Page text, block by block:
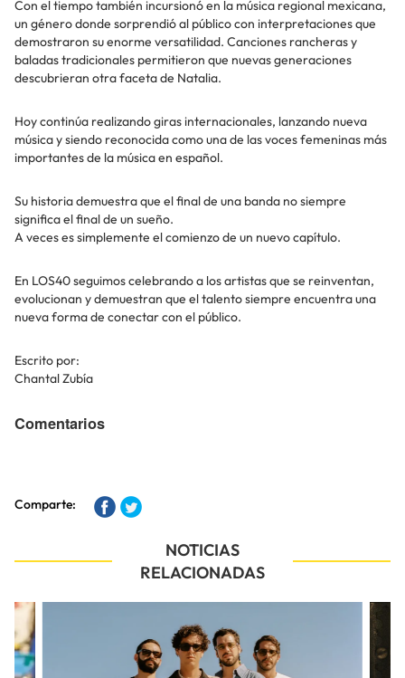
Con el tiempo también incursionó en la música regional mexicana,
un género donde sorprendió al público con interpretaciones que
demostraron su enorme versatilidad. Canciones rancheras y
baladas tradicionales permitieron que nuevas generaciones
descubrieran otra faceta de Natalia.
Hoy continúa realizando giras internacionales, lanzando nueva
música y siendo reconocida como una de las voces femeninas más
importantes de la música en español.
Su historia demuestra que el final de una banda no siempre
significa el final de un sueño.
A veces es simplemente el comienzo de un nuevo capítulo.
En LOS40 seguimos celebrando a los artistas que se reinventan,
evolucionan y demuestran que el talento siempre encuentra una
nueva forma de conectar con el público.
Escrito por:
Chantal Zubía
Comentarios
Comparte:
NOTICIAS
RELACIONADAS